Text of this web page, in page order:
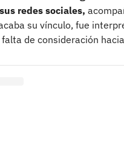
redes sociales,
su vínculo, fue
de consideración